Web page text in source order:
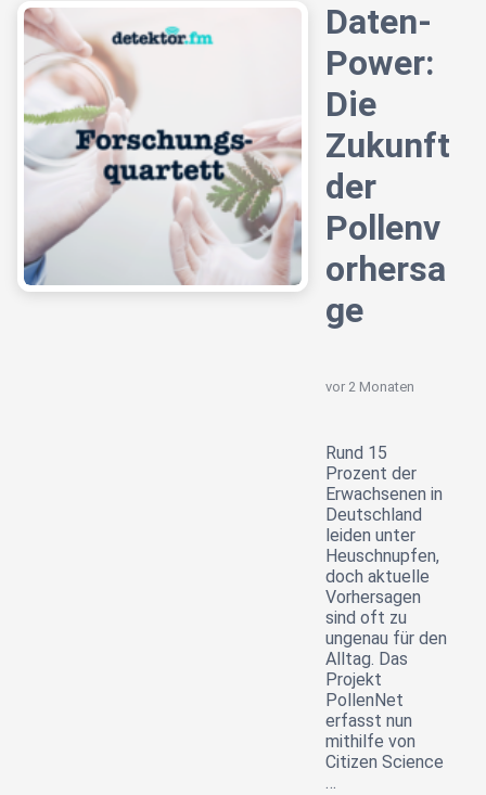
Daten-
Power:
Die
Zukunft
der
Pollenv
orhersa
ge
vor 2 Monaten
Rund 15
Prozent der
Erwachsenen in
Deutschland
leiden unter
Heuschnupfen,
doch aktuelle
Vorhersagen
sind oft zu
ungenau für den
Alltag. Das
Projekt
PollenNet
erfasst nun
mithilfe von
Citizen Science
…